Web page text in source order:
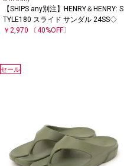
【SHIPS any別注】HENRY＆HENRY: S
TYLE180 スライド サンダル 24SS◇
￥2,970 〔40%OFF〕
セール